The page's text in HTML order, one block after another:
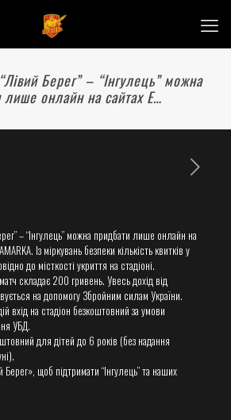
Берег” – “Інгулець” можна
лише онлайн на сайтах E…
– “Інгулець” можна придбати лише онлайн на
Із міркувань безпеки кількість квитків у
до місткості укриття на стадіоні.
складає 200 гривень. Увесь дохід від
на допомогу Збройним силам України.
вхід на стадіон безкоштовний за умови
УБД.
для дітей до 6 років (без надання
щоб підтримати “Інгулець” та наших